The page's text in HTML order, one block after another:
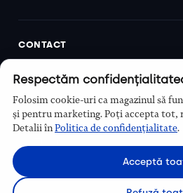
CONTACT
Sector 6, București, România
Program
Luni–Vineri, 9:00 – 16:00
Respectăm
Folosim cookie-uri ca magazinul să
și pentru marketing. Poți accepta tot,
Detalii înPolitica de confidențialitate.
Acceptă